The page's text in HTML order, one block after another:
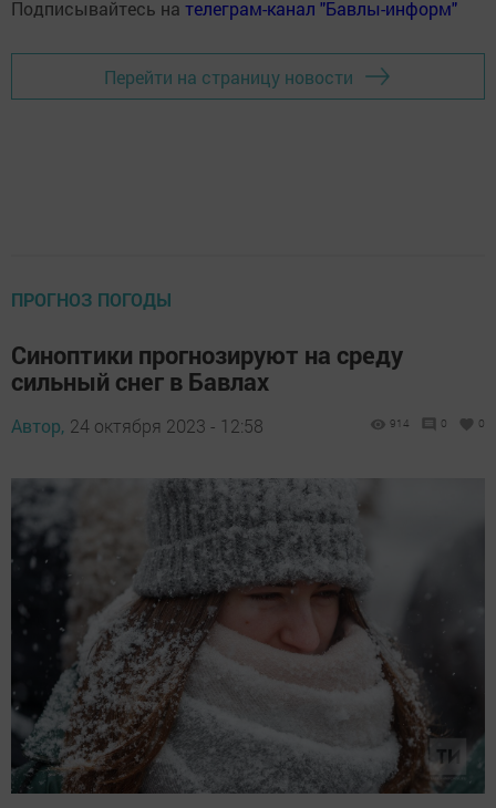
Подписывайтесь на телеграм-канал "Бавлы-информ"
Перейти на страницу новости
ПРОГНОЗ ПОГОДЫ
Синоптики прогнозируют на среду
сильный снег в Бавлах
Автор, 24 октября 2023 - 12:58 914 0 0